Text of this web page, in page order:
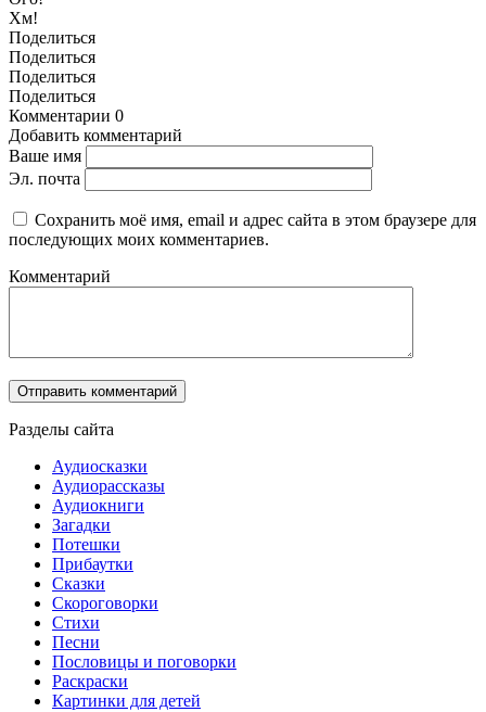
Хм!
Поделиться
Поделиться
Поделиться
Поделиться
Комментарии 0
Добавить комментарий
Ваше имя
Эл. почта
Сохранить моё имя, email и адрес сайта в этом браузере для
последующих моих комментариев.
Комментарий
Разделы сайта
Аудиосказки
Аудиорассказы
Аудиокниги
Загадки
Потешки
Прибаутки
Сказки
Скороговорки
Стихи
Песни
Пословицы и поговорки
Раскраски
Картинки для детей